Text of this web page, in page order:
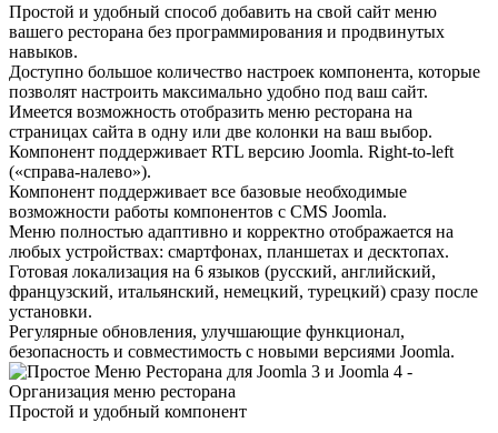
Простой и удобный способ добавить на свой сайт меню
вашего ресторана без программирования и продвинутых
навыков.
Доступно большое количество настроек компонента, которые
позволят настроить максимально удобно под ваш сайт.
Имеется возможность отобразить меню ресторана на
страницах сайта в одну или две колонки на ваш выбор.
Компонент поддерживает RTL версию Joomla. Right-to-left
(«справа-налево»).
Компонент поддерживает все базовые необходимые
возможности работы компонентов с CMS Joomla.​
Меню полностью адаптивно и корректно отображается на
любых устройствах: смартфонах, планшетах и десктопах.
Готовая локализация на 6 языков (русский, английский,
французский, итальянский, немецкий, турецкий) сразу после
установки.
Регулярные обновления, улучшающие функционал,
безопасность и совместимость с новыми версиями Joomla.
Простой и удобный компонент